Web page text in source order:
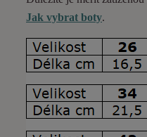
Jak vybrat boty.